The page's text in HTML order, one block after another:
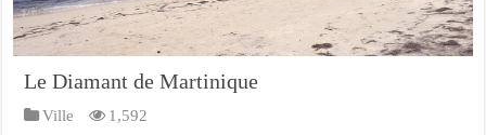
Le Diamant de Martinique
Ville 1,592